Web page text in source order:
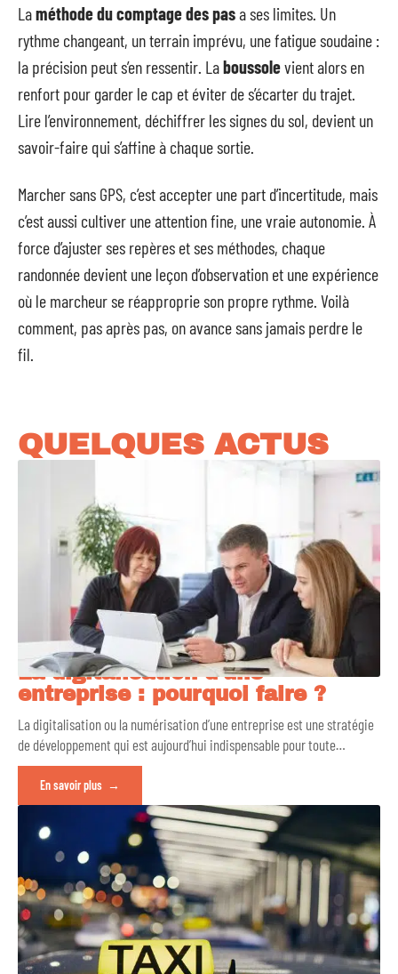
Laméthode du comptage des pasa ses limites. Un
rythme changeant, un terrain imprévu, une fatigue soudaine :
la précision peut s’en ressentir. Laboussolevient alors en
renfort pour garder le cap et éviter de s’écarter du trajet.
Lire l’environnement, déchiffrer les signes du sol, devient un
savoir-faire qui s’affine à chaque sortie.
Marcher sans GPS, c’est accepter une part d’incertitude, mais
c’est aussi cultiver une attention fine, une vraie autonomie. À
force d’ajuster ses repères et ses méthodes, chaque
randonnée devient une leçon d’observation et une expérience
où le marcheur se réapproprie son propre rythme. Voilà
comment, pas après pas, on avance sans jamais perdre le
fil.
QUELQUES ACTUS
La digitalisation d’une
entreprise : pourquoi faire ?
La digitalisation ou la numérisation d’une entreprise est une stratégie
de développement qui est aujourd’hui indispensable pour toute…
En savoir plus